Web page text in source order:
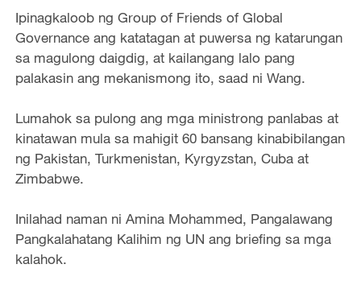
Ipinagkaloob ng Group of Friends of Global
Governance ang katatagan at puwersa ng katarungan
sa magulong daigdig, at kailangang lalo pang
palakasin ang mekanismong ito, saad ni Wang.
Lumahok sa pulong ang mga ministrong panlabas at
kinatawan mula sa mahigit 60 bansang kinabibilangan
ng Pakistan, Turkmenistan, Kyrgyzstan, Cuba at
Zimbabwe.
Inilahad naman ni Amina Mohammed, Pangalawang
Pangkalahatang Kalihim ng UN ang briefing sa mga
kalahok.